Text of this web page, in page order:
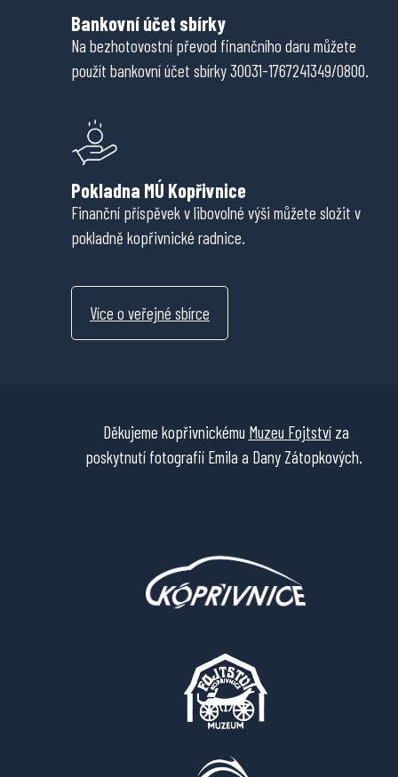
Bankovní účet sbírky
Na bezhotovostní převod finančního daru můžete
použít bankovní účet sbírky 30031-1767241349/0800.
Pokladna MÚ Kopřivnice
Finanční příspěvek v libovolné výši můžete složit v
pokladně kopřivnické radnice.
Více o veřejné sbírce
Děkujeme kopřivnickému Muzeu Fojtstvíza
poskytnutí fotografií Emila a Dany Zátopkových.